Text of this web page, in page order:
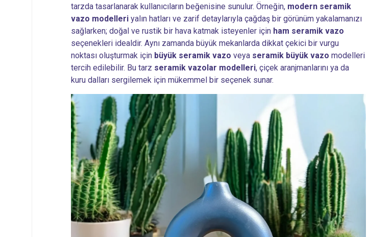
tarzda tasarlanarak kullanıcıların beğenisine sunulur. Örneğin, modern seramik
vazo modelleri yalın hatları ve zarif detaylarıyla çağdaş bir görünüm yakalamanızı
sağlarken; doğal ve rustik bir hava katmak isteyenler için ham seramik vazo
seçenekleri idealdir. Aynı zamanda büyük mekanlarda dikkat çekici bir vurgu
noktası oluşturmak için büyük seramik vazo veya seramik büyük vazo modelleri
tercih edilebilir. Bu tarz seramik vazolar modelleri, çiçek aranjmanlarını ya da
kuru dalları sergilemek için mükemmel bir seçenek sunar.